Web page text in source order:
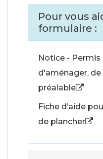
Pour vous
formulaire :
Notice -
d'aménager,
préalable
Fiche d’aide
de plancher